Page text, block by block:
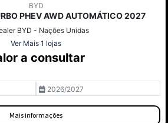
BYD
PHEV AWD AUTOMÁTICO 2027
BYD - Nações Unidas
Ver Mais 1 lojas
a consultar
2026/2027
Mais informações